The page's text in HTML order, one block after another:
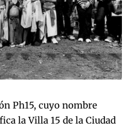
Ph15, cuyo nombre
la Villa 15 de la Ciudad